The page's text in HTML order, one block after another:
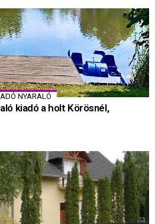
NYARALÓ
kiadó a holt Körösnél,